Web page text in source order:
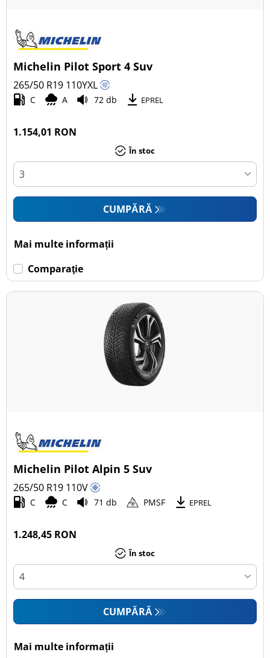
Michelin Pilot Sport 4 Suv
265/50 R19 110YXL
C A 72 db EPREL
1.154,01 RON
În stoc
CUMPĂRĂ
Mai multe informații
Comparaţie
Michelin Pilot Alpin 5 Suv
265/50 R19 110V
C C 71 db PMSF EPREL
1.248,45 RON
În stoc
CUMPĂRĂ
Mai multe informații